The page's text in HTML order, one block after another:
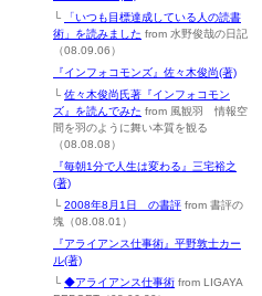
└
「いつも目標達成している人の読書
術」を読みました from 水野俊哉の日記
（08.09.06）
『インフォコモンズ』佐々木俊尚(著)
└ 佐々木俊尚氏著『インフォコモン
ズ』を読んでみた from 風観羽 情報空
間を羽のように舞い本質を観る
（08.08.08）
『毎朝1分で人生は変わる』三宅裕之
(著)
└ 2008年8月1日 の書評 from 書評の
塊（08.08.01）
『アライアンス仕事術』平野敦士カー
ル(著)
└ ◆アライアンス仕事術 from LIGAYA